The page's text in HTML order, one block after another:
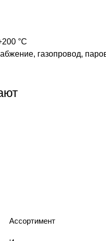
°C
газопровод,
Ассортимент